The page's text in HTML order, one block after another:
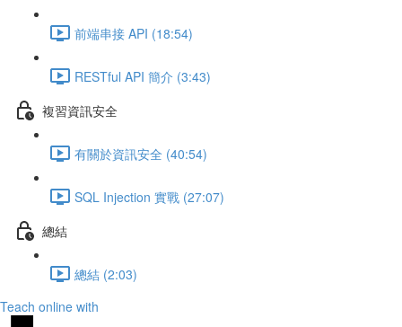
前端串接 API (18:54)
RESTful API 簡介 (3:43)
複習資訊安全
有關於資訊安全 (40:54)
SQL Injection 實戰 (27:07)
總結
總結 (2:03)
Teach online with